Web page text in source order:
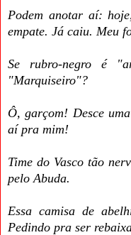
Podem anotar aí:
empate. Já caiu. Meu
Se rubro-negro é
"Marquiseiro"?
Ô, garçom! Desce
aí pra mim!
Time do Vasco tão
pelo Abuda.
Essa camisa de
Pedindo pra ser